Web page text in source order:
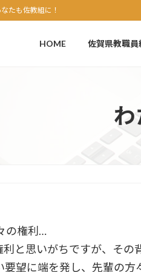
たも佐教組に！
HOME 佐賀県教職員
わ
の権利…
利と思いがちですが、そ
要望に端を発し、先輩の